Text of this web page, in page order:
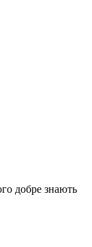
добре знають